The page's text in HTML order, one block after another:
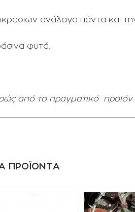
ανάλογα πάντα και την
φυτά.
από το πραγματικό προϊόν.
ΠΡΟΪΟΝΤΑ